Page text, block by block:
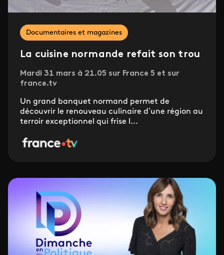
Documentaires et magazines
La cuisine normande refait son trou
Mardi 31 mars à 21.05 sur France 5 et sur
france.tv
Un grand banquet normand permet de
découvrir le renouveau culinaire d’une région au
terroir exceptionnel qui frise l...